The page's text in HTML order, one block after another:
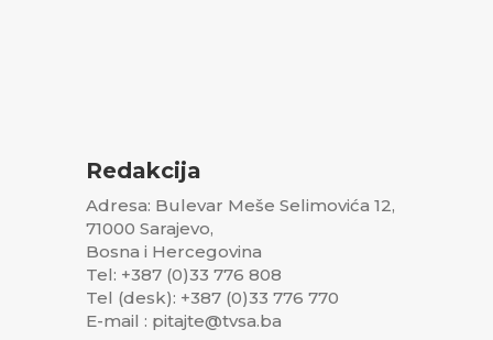
Redakcija
Adresa: Bulevar Meše Selimovića 12,
71000 Sarajevo,
Bosna i Hercegovina
Tel: +387 (0)33 776 808
Tel (desk): +387 (0)33 776 770
E-mail : pitajte@tvsa.ba